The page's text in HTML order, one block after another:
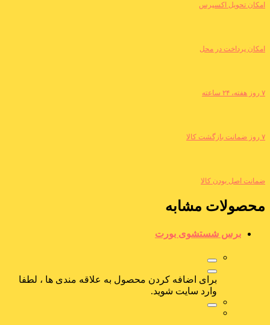
امکان تحویل اکسپرس
امکان پرداخت در محل
۷ روز هفته، ۲۴ ساعته
۷ روز ضمانت بازگشت کالا
ضمانت اصل بودن کالا
محصولات مشابه
برس شستشوی بورت
برای اضافه کردن محصول به علاقه مندی ها ، لطفا
وارد سایت شوید.